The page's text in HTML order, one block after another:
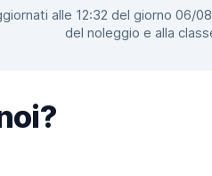
alle 12:32 del giorno 06/
del noleggio e alla